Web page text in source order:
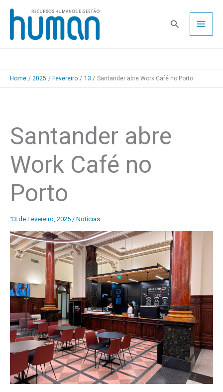
Skip
content
Pesquisa
Home 2025 Fevereiro 13 Santander abre Work Café no Porto
Santander abre
Work Café no
Porto
13 de Fevereiro, 2025 / Notícias